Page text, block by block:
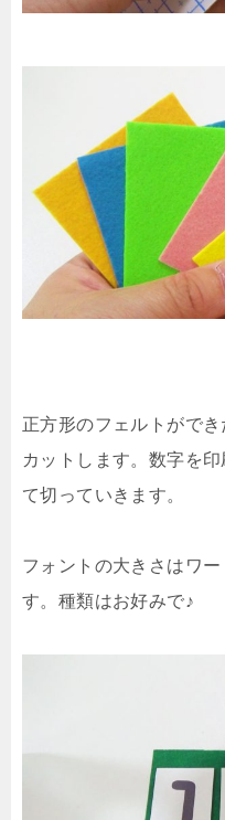
正方形のフェルトがで
カットします。数字を
て切っていきます。
フォントの大きさはワ
す。種類はお好みで♪